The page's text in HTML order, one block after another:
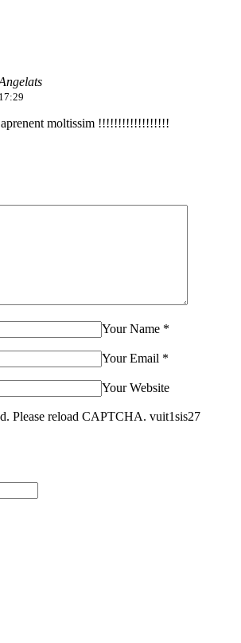
aprenent moltissim !!!!!!!!!!!!!!!!!!
Your Name *
Your Email *
Your Website
Please reload CAPTCHA. vuit1sis27